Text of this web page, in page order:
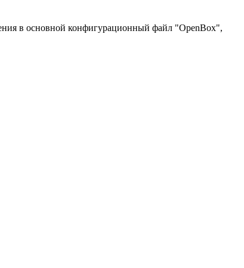
в основной конфигурационный файл "OpenBox",